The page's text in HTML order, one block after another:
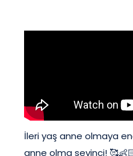
İleri yaş anne olmaya
anne olma sevinci!